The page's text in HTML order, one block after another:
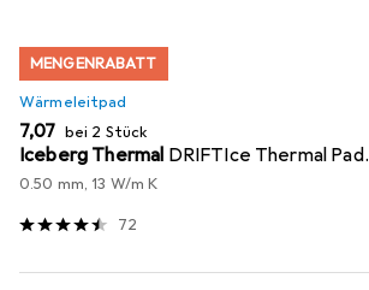
MENGENRABATT
Wärmeleitpad
EUR
7,07 bei 2 Stück
Iceberg Thermal DRIFTIce Thermal Pad.
0.50 mm, 13 W/m K
72